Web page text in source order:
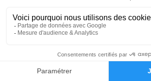
Faire-part
Cérémonie religieuse
Information indisponible